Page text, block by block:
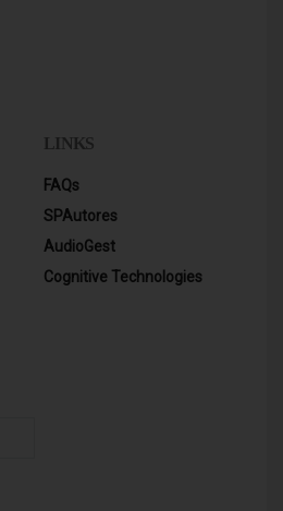
LINKS
FAQs
SPAutores
AudioGest
Cognitive Technologies